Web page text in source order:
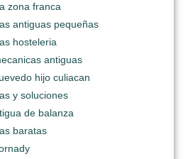
zona franca
antiguas pequeñas
hosteleria
antiguas
hijo culiacan
y soluciones
de balanza
baratas